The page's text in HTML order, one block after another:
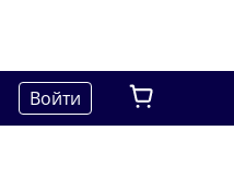
Войти